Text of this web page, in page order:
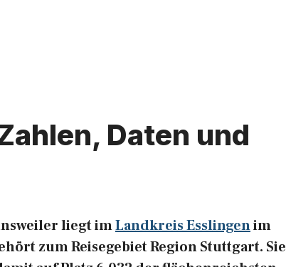
Daten und
liegt imLandkreis Esslingenim
zum Reisegebiet Region Stuttgart. Sie